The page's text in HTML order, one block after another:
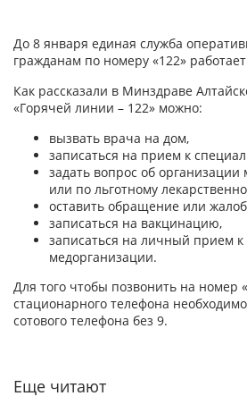
До 8 января единая служба
гражданам по номеру «122»
Как рассказали в Минздраве
«Горячей линии – 122» можно:
вызвать врача на дом,
записаться на прием к
задать вопрос об
или по льготному
оставить обращение или
записаться на вакцинацию,
записаться на личный прием к
медорганизации.
Для того чтобы позвонить на номер
стационарного телефона
сотового телефона без 9.
Еще читают